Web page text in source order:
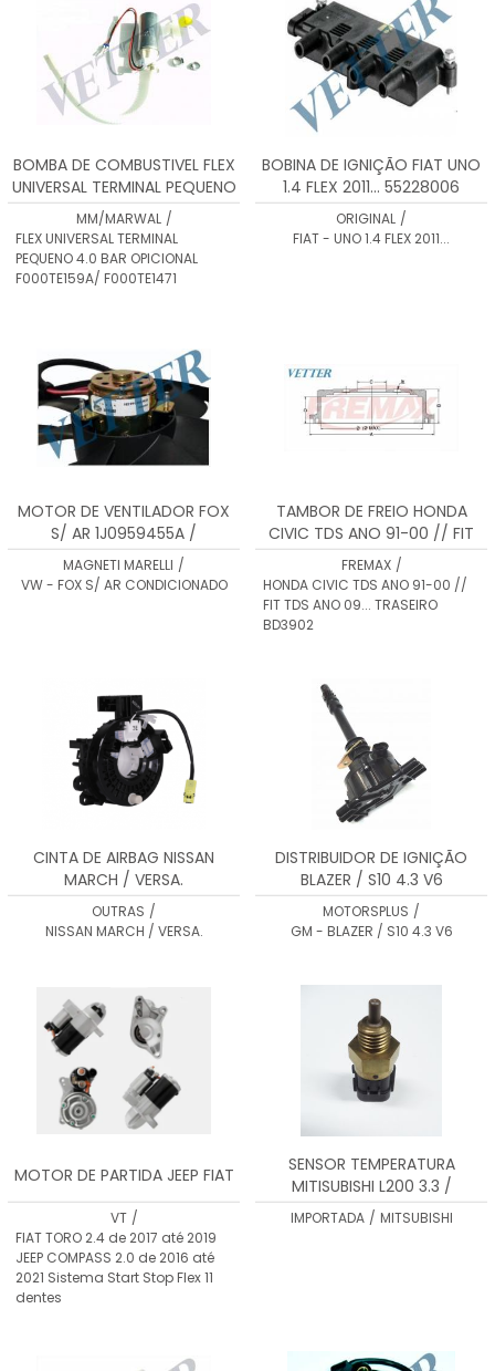
BOMBA DE COMBUSTIVEL FLEX
UNIVERSAL TERMINAL PEQUENO
4.0 BAR OPICIONAL
F000TE159A/ F000TE1471
MM/MARWAL /
FLEX UNIVERSAL TERMINAL
PEQUENO 4.0 BAR OPICIONAL
F000TE159A/ F000TE1471
BOBINA DE IGNIÇÃO FIAT UNO
1.4 FLEX 2011... 55228006
ORIGINAL /
FIAT - UNO 1.4 FLEX 2011...
MOTOR DE VENTILADOR FOX
S/ AR 1J0959455A /
1J0959455B / 6E0959455A
MAGNETI MARELLI /
VW - FOX S/ AR CONDICIONADO
TAMBOR DE FREIO HONDA
CIVIC TDS ANO 91-00 // FIT
TDS ANO 09... TRASEIRO
BD3902
FREMAX /
HONDA CIVIC TDS ANO 91-00 //
FIT TDS ANO 09... TRASEIRO
BD3902
CINTA DE AIRBAG NISSAN
MARCH / VERSA.
OUTRAS /
NISSAN MARCH / VERSA.
DISTRIBUIDOR DE IGNIÇÃO
BLAZER / S10 4.3 V6
MOTORSPLUS /
GM - BLAZER / S10 4.3 V6
MOTOR DE PARTIDA JEEP FIAT
VT /
FIAT TORO 2.4 de 2017 até 2019
JEEP COMPASS 2.0 de 2016 até
2021 Sistema Start Stop Flex 11
dentes
SENSOR TEMPERATURA
MITISUBISHI L200 3.3 /
VTST0060
IMPORTADA / MITSUBISHI